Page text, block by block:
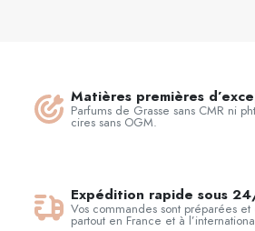
Matières premières
Parfums de Grasse sans CMR ni
cires sans OGM.
Expédition rapide sous
Vos commandes sont préparées
partout en France et à